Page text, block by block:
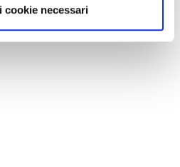
cookie necessari